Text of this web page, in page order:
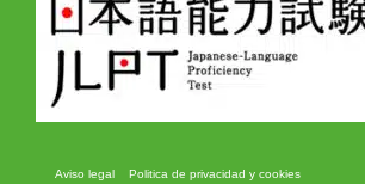
Aviso legal Politica de privacidad y cookies